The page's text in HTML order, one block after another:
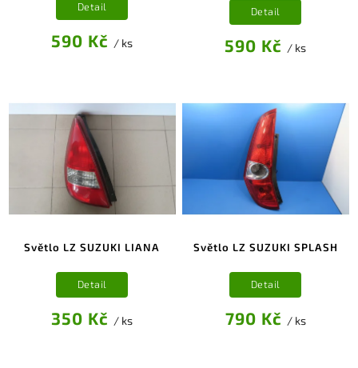
590 Kč / ks
Detail
590 Kč / ks
Detail
Světlo LZ SUZUKI LIANA
350 Kč / ks
Detail
Světlo LZ SUZUKI SPLASH
790 Kč / ks
Detail